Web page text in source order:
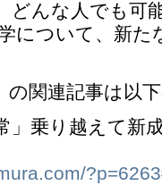
どんな人でも可
について、新た
関連記事は以
」乗り越えて新